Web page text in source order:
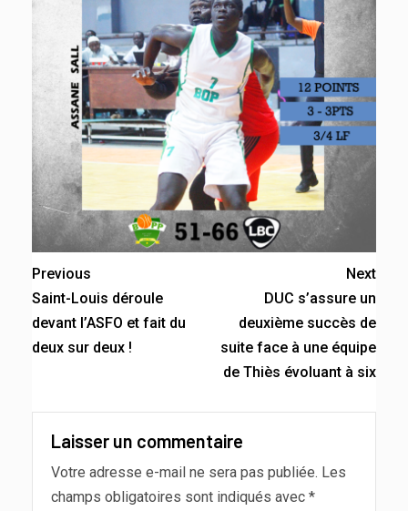
Previous
Saint-Louis déroule
devant l’ASFO et fait du
deux sur deux !
Next
DUC s’assure un
deuxième succès de
suite face à une équipe
de Thiès évoluant à six
Laisser un commentaire
Votre adresse e-mail ne sera pas publiée. Les
champs obligatoires sont indiqués avec *